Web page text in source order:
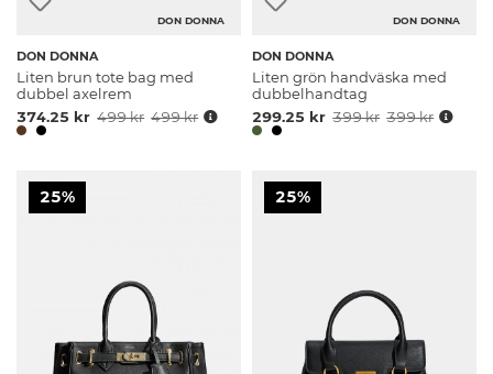
DON DONNA
DON DONNA
Liten brun tote bag med
dubbel axelrem
374.25 kr 499 kr 499 kr
DON DONNA
DON DONNA
Liten grön handväska med
dubbelhandtag
299.25 kr 399 kr 399 kr
25% 25%